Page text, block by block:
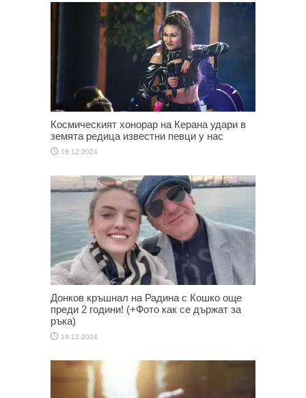
Космическият хонорар на Керана удари в
земята редица известни певци у нас
16.12.2024
Донков кръшнал на Радина с Кошко още
преди 2 години! (+Фото как се държат за
ръка)
16.12.2024